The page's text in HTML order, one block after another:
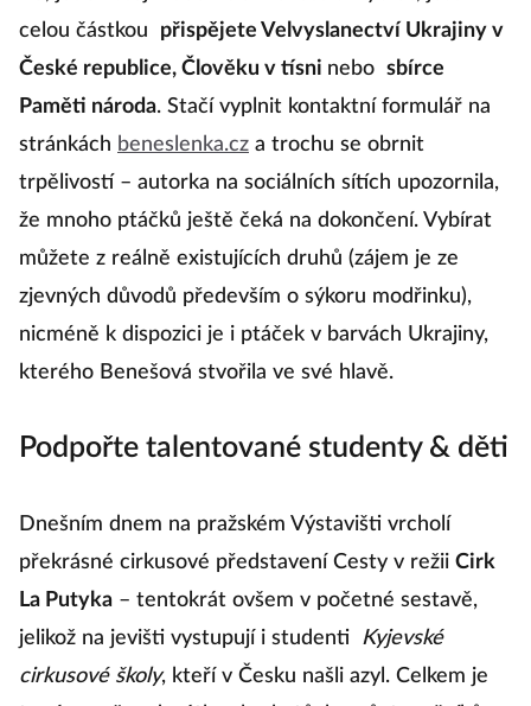
celou částkou
přispějete Velvyslanectví Ukrajiny v
České republice, Člověku v tísni nebo sbírce
Paměti národa. Stačí vyplnit kontaktní formulář na
stránkách beneslenka.cz a trochu se obrnit
trpělivostí – autorka na sociálních sítích upozornila,
že mnoho ptáčků ještě čeká na dokončení. Vybírat
můžete z reálně existujících druhů (zájem je ze
zjevných důvodů především o sýkoru modřinku),
nicméně k dispozici je i ptáček v barvách Ukrajiny,
kterého Benešová stvořila ve své hlavě.
Podpořte talentované studenty & děti
Dnešním dnem na pražském Výstavišti vrcholí
překrásné cirkusové představení Cesty v režii Cirk
La Putyka – tentokrát ovšem v početné sestavě,
jelikož na jevišti vystupují i studenti
Kyjevské
cirkusové školy, kteří v Česku našli azyl. Celkem je